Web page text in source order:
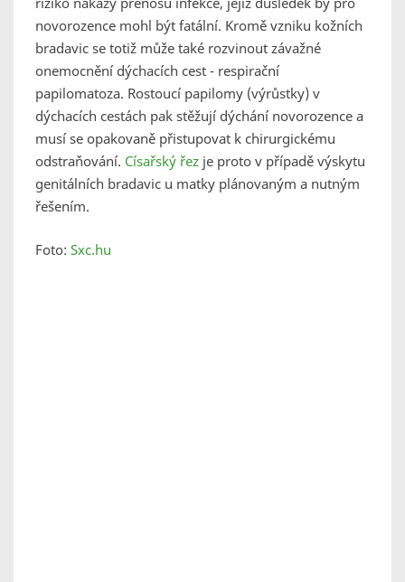
novorozence mohl být fatální. Kromě vzniku kožních
bradavic se totiž může také rozvinout závažné
onemocnění dýchacích cest - respirační
papilomatoza. Rostoucí papilomy (výrůstky) v
dýchacích cestách pak stěžují dýchání novorozence a
musí se opakovaně přistupovat k chirurgickému
odstraňování. Císařský řez je proto v případě výskytu
genitálních bradavic u matky plánovaným a nutným
řešením.
Foto: Sxc.hu